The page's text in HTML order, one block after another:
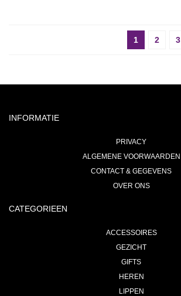
1 2 3
INFORMATIE
PRIVACY
ALGEMENE VOORWAARDEN
CONTACT & GEGEVENS
OVER ONS
CATEGORIEEN
ACCESSOIRES
GEZICHT
GIFTS
HEREN
LIPPEN